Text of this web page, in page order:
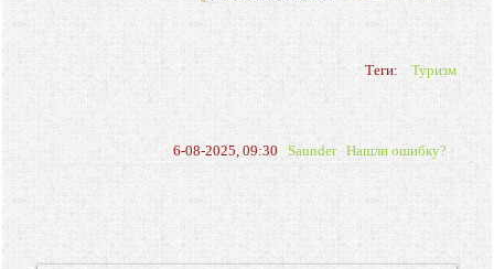
Теги: Туризм
6-08-2025, 09:30 Saunder Нашли ошибку?